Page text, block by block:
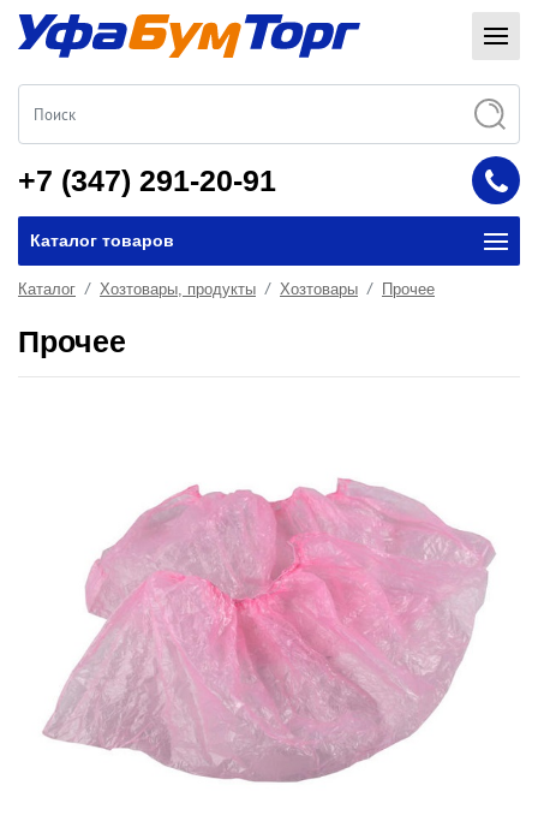
+7 (347) 291-20-91
Каталог товаров
Каталог Хозтовары, продукты Хозтовары Прочее
Прочее